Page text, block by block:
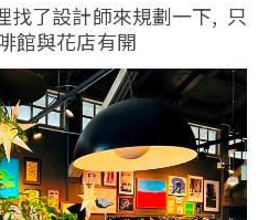
找了設計師來規劃一下, 只
館與花店有開